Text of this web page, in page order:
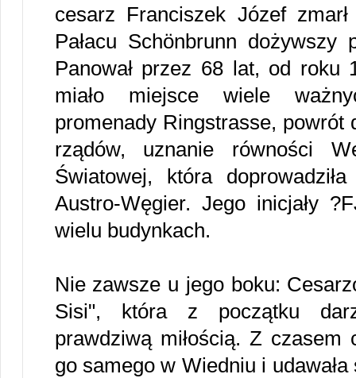
cesarz Franciszek Józef
Pałacu Schönbrunn dożywszy
Panował przez 68 lat, od roku
miało miejsce wiele
promenady Ringstrasse, powrót
rządów, uznanie równości
Światowej, która
Austro-Węgier. Jego inicjały
wielu budynkach.
Nie zawsze u jego boku:
Sisi", która z początku
prawdziwą miłością. Z czasem
go samego w Wiedniu i